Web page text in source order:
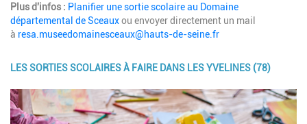
Plus d'infos : Planifier une sortie scolaire au Domaine
départemental de Sceauxou envoyer directement un mail
à resa.museedomainesceaux@hauts-de-seine.fr
LES SORTIES SCOLAIRES À FAIRE DANS LES YVELINES (78)
Image